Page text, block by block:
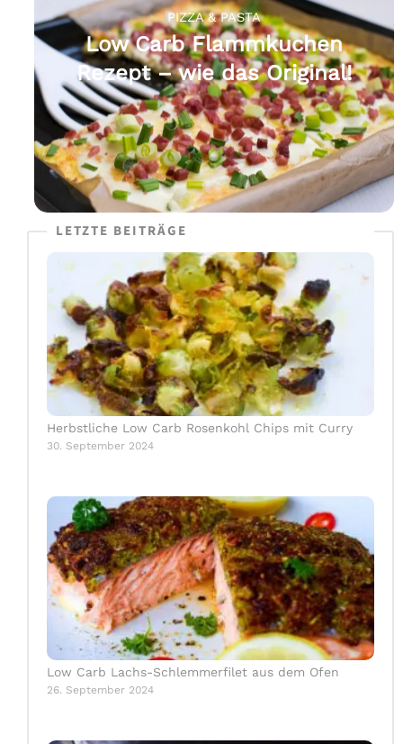
PIZZA & PASTA
Low Carb Flammkuchen
Rezept – wie das Original!
LETZTE BEITRÄGE
Herbstliche Low Carb Rosenkohl Chips mit Curry
30. September 2024
Low Carb Lachs-Schlemmerfilet aus dem Ofen
26. September 2024